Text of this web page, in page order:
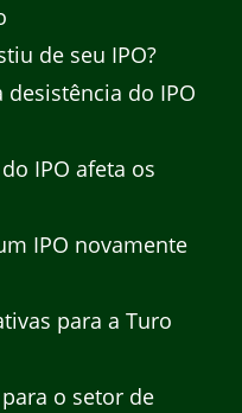
de seu IPO?
do IPO
IPO afeta os
IPO novamente
para a Turo
o setor de